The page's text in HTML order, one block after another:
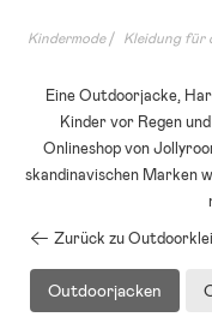
Kindermode Kleidung für
Eine Outdoorjacke,
Kinder vor Regen
Onlineshop von
skandinavischen Marken
Zurück zu
Outdoorjacken